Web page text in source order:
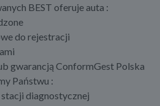
BEST oferuje auta :
do rejestracji
gwarancją ConformGest Polska
Państwu :
diagnostycznej